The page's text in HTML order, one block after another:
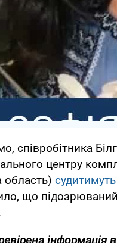
співробітника
центру
область)
що підозрюваний